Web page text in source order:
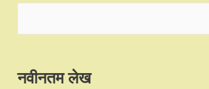
नवीनतम लेख